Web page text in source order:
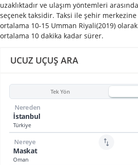
UCUZ UÇUŞ ARA
Tek Yön
İstanbul
Türkiye
Nereden
Maskat
Oman
Nereye
uzaklıktadır ve ulaşım yöntemleri
seçenek taksidir. Taksi ile şehir
ortalama 10-15 Umman Riyali(2019)
ortalama 10 dakika kadar sürer.